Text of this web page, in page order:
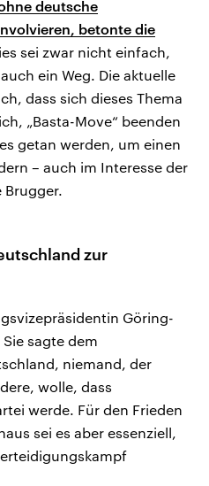
deutsche
betonte die
sei zwar nicht einfach,
ein Weg. Die aktuelle
dass sich dieses Thema
„Basta-Move“ beenden
getan werden, um einen
– auch im Interesse der
Brugger.
zur
Göring-
sagte dem
niemand, der
wolle, dass
werde. Für den Frieden
sei es aber essenziell,